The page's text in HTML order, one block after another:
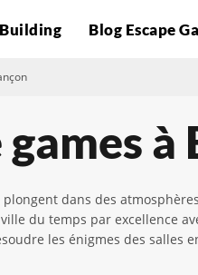
Blog Escape
games à
plongent dans des
du temps par excellence
les énigmes des salles